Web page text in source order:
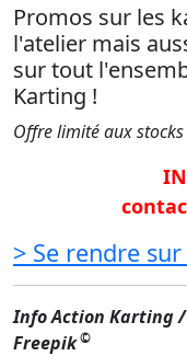
Promos sur les
l'atelier mais
sur tout
Karting !
Offre limité aux
> Se rendre
Info Action Karting
Freepik©